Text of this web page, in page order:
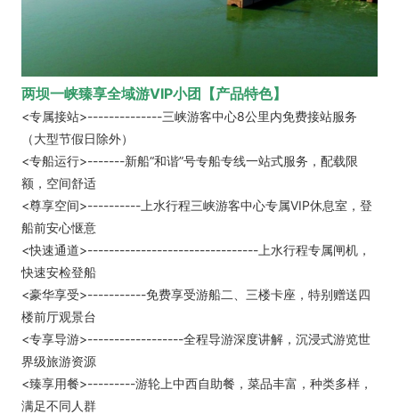
两坝一峡臻享全域游VIP小团【产品特色】
<专属接站>--------------三峡游客中心8公里内免费接站服务
（大型节假日除外）
<专船运行>-------新船“和谐”号专船专线一站式服务，配载限
额，空间舒适
<尊享空间>----------上水行程三峡游客中心专属VIP休息室，登
船前安心惬意
<快速通道>--------------------------------上水行程专属闸机，
快速安检登船
<豪华享受>-----------免费享受游船二、三楼卡座，特别赠送四
楼前厅观景台
<专享导游>------------------全程导游深度讲解，沉浸式游览世
界级旅游资源
<臻享用餐>---------游轮上中西自助餐，菜品丰富，种类多样，
满足不同人群